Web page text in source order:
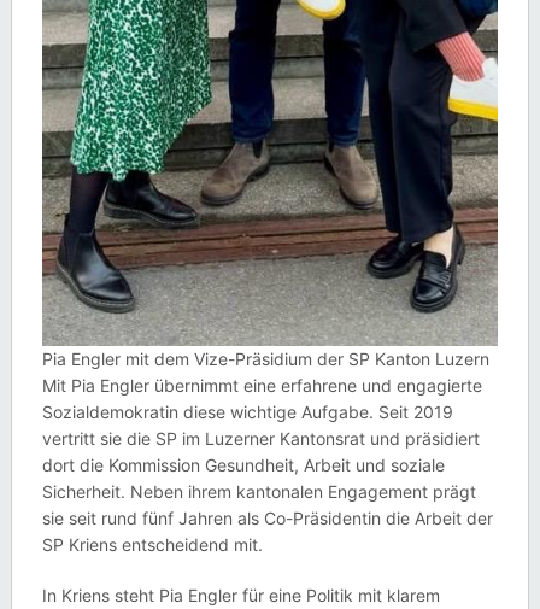
Pia Engler mit dem Vize-Präsidium der SP Kanton Luzern
Mit Pia Engler übernimmt eine erfahrene und engagierte
Sozialdemokratin diese wichtige Aufgabe. Seit 2019
vertritt sie die SP im Luzerner Kantonsrat und präsidiert
dort die Kommission Gesundheit, Arbeit und soziale
Sicherheit. Neben ihrem kantonalen Engagement prägt
sie seit rund fünf Jahren als Co-Präsidentin die Arbeit der
SP Kriens entscheidend mit.
In Kriens steht Pia Engler für eine Politik mit klarem